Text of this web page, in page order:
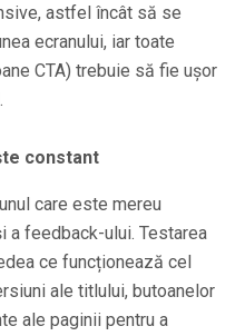
astfel încât să se
ecranului, iar toate
CTA) trebuie să fie ușor
constant
care este mereu
feedback-ului. Testarea
ce funcționează cel
ale titlului, butoanelor
ale paginii pentru a